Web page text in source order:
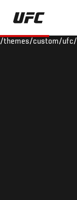
Skip
main
/themes/custom/